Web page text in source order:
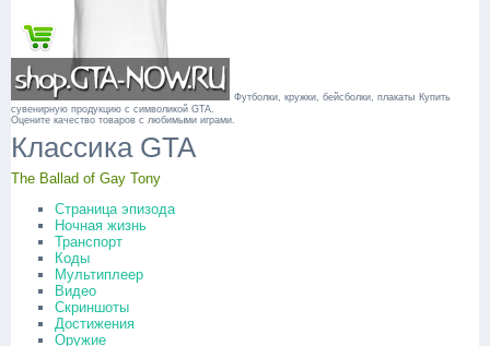
Футболки, кружки, бейсболки, плакаты Купить
сувенирную продукцию с символикой GTA.
Оцените качество товаров с любимыми играми.
Классика GTA
The Ballad of Gay Tony
Страница эпизода
Ночная жизнь
Транспорт
Коды
Мультиплеер
Видео
Скриншоты
Достижения
Оружие